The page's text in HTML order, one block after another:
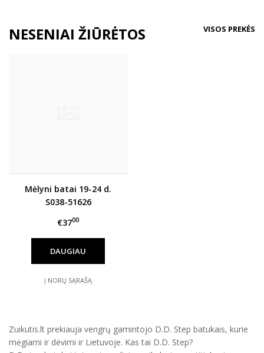
NESENIAI ŽIŪRĖTOS VISOS PREKĖS
Mėlyni batai 19-24 d.
S038-51626
€3700
DAUGIAU
Į NORŲ SĄRAŠĄ
Zuikutis.lt prekiauja vengrų gamintojo D.D. Step batukais, kurie
mėgiami ir dėvimi ir Lietuvoje. Kas tai D.D. Step?